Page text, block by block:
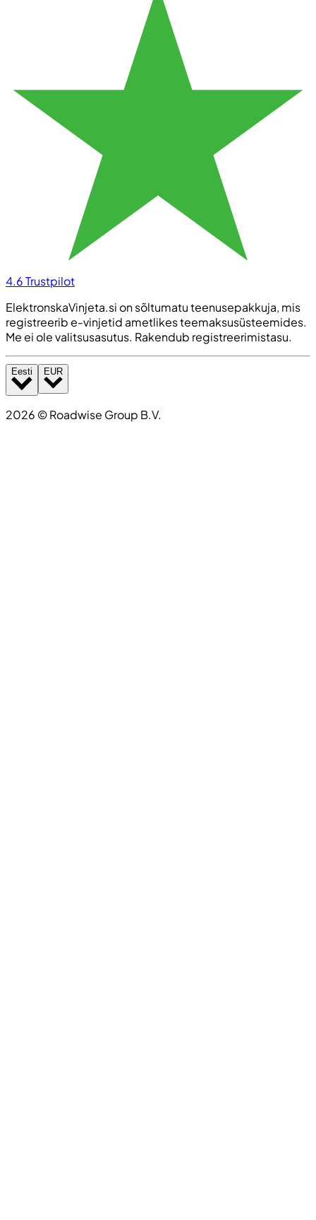
4.6Trustpilot
ElektronskaVinjeta.si on sõltumatu teenusepakkuja, mis
registreerib e-vinjetid ametlikes teemaksusüsteemides.
Me ei ole valitsusasutus. Rakendub registreerimistasu.
Eesti EUR
2026 ©Roadwise Group B.V.